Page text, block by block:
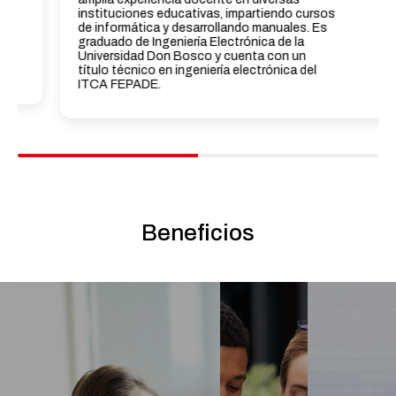
instituciones educativas, impartiendo cursos
de informática y desarrollando manuales. Es
graduado de Ingeniería Electrónica de la
Universidad Don Bosco y cuenta con un
título técnico en ingeniería electrónica del
ITCA FEPADE.
Beneficios